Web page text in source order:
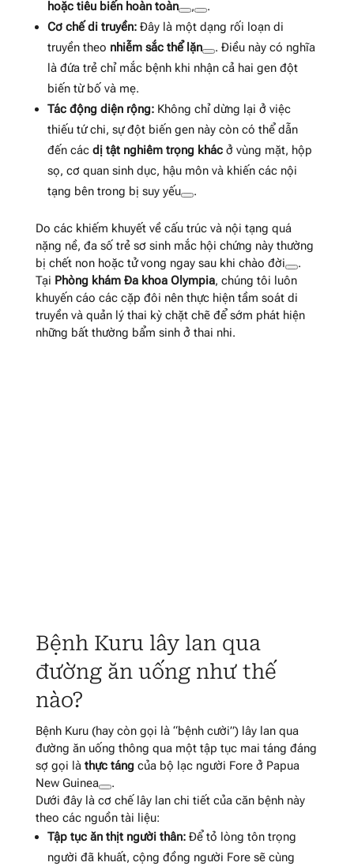
hoặc tiêu biến hoàn toàn ,
.
Cơ chế di truyền:Đây là một dạng rối loạn di
truyền theo nhiễm sắc thể lặn
. Điều này có nghĩa
là đứa trẻ chỉ mắc bệnh khi nhận cả hai gen đột
biến từ bố và mẹ.
Tác động diện rộng:Không chỉ dừng lại ở việc
thiếu tứ chi, sự đột biến gen này còn có thể dẫn
đến các dị tật nghiêm trọng khácở vùng mặt, hộp
sọ, cơ quan sinh dục, hậu môn và khiến các nội
tạng bên trong bị suy yếu
.
Do các khiếm khuyết về cấu trúc và nội tạng quá
nặng nề, đa số trẻ sơ sinh mắc hội chứng này thường
bị chết non hoặc tử vong ngay sau khi chào đời
.
Tại Phòng khám Đa khoa Olympia, chúng tôi luôn
khuyến cáo các cặp đôi nên thực hiện tầm soát di
truyền và quản lý thai kỳ chặt chẽ để sớm phát hiện
những bất thường bẩm sinh ở thai nhi.
Bệnh Kuru lây lan qua
đường ăn uống như thế
nào?
Bệnh Kuru (hay còn gọi là “bệnh cười”) lây lan qua
đường ăn uống thông qua một tập tục mai táng đáng
sợ gọi là thực tángcủa bộ lạc người Fore ở Papua
New Guinea
.
Dưới đây là cơ chế lây lan chi tiết của căn bệnh này
theo các nguồn tài liệu:
Tập tục ăn thịt người thân:Để tỏ lòng tôn trọng
người đã khuất, cộng đồng người Fore sẽ cùng